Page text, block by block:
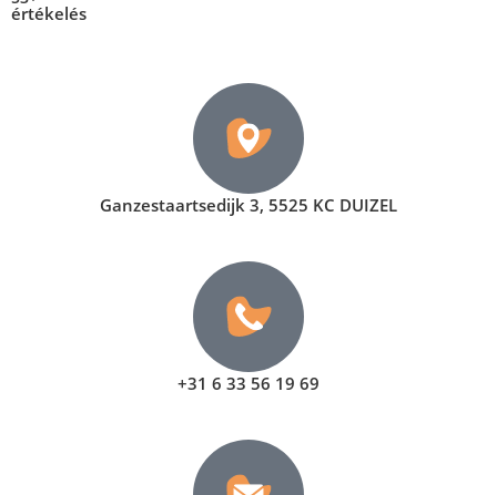
értékelés
Ganzestaartsedijk 3, 5525 KC DUIZEL
+31 6 33 56 19 69